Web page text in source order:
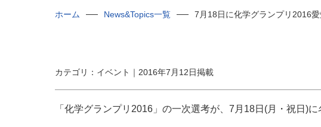
ホーム News&Topics一覧 7月18日に化学グランプリ2016
カテゴリ：イベント｜2016年7月12日掲載
「化学グランプリ 2016 」の一次選考が、 7 月 18日 (月・祝日 )に